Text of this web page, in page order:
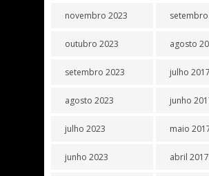
novembro 2023
outubro 2023
setembro 2023
agosto 2023
julho 2023
junho 2023
agosto
julho 2017
junho
maio
abril 2017